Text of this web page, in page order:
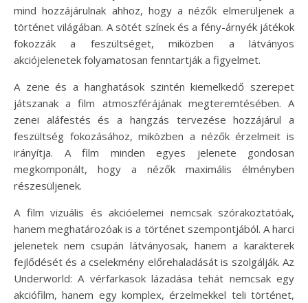
mind hozzájárulnak ahhoz, hogy a nézők elmerüljenek a
történet világában. A sötét színek és a fény-árnyék játékok
fokozzák a feszültséget, miközben a látványos
akciójelenetek folyamatosan fenntartják a figyelmet.
A zene és a hanghatások szintén kiemelkedő szerepet
játszanak a film atmoszférájának megteremtésében. A
zenei aláfestés és a hangzás tervezése hozzájárul a
feszültség fokozásához, miközben a nézők érzelmeit is
irányítja. A film minden egyes jelenete gondosan
megkomponált, hogy a nézők maximális élményben
részesüljenek.
A film vizuális és akcióelemei nemcsak szórakoztatóak,
hanem meghatározóak is a történet szempontjából. A harci
jelenetek nem csupán látványosak, hanem a karakterek
fejlődését és a cselekmény előrehaladását is szolgálják. Az
Underworld: A vérfarkasok lázadása tehát nemcsak egy
akciófilm, hanem egy komplex, érzelmekkel teli történet,